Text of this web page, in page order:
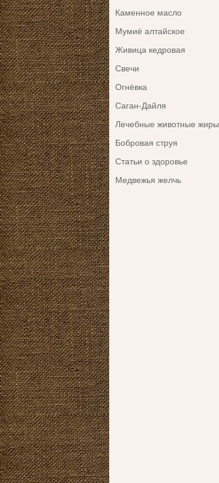
Каменное масло
Мумиё алтайское
Живица кедровая
Свечи
Огнёвка
Саган-Дайля
Лечебные животные жиры.
Бобровая струя
Статьи о здоровье
Медвежья желчь